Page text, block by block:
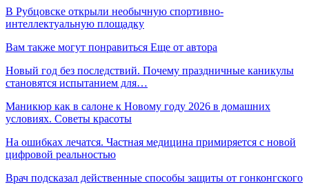
В Рубцовске открыли необычную спортивно-
интеллектуальную площадку
Вам также могут понравиться Еще от автора
Новый год без последствий. Почему праздничные каникулы
становятся испытанием для…
Маникюр как в салоне к Новому году 2026 в домашних
условиях. Советы красоты
На ошибках лечатся. Частная медицина примиряется с новой
цифровой реальностью
Врач подсказал действенные способы защиты от гонконгского